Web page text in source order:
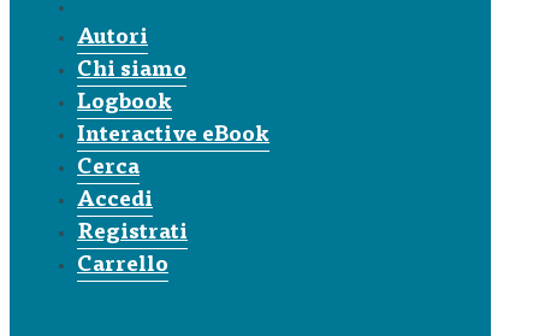
Autori
Chi siamo
Logbook
Interactive eBook
Cerca
Accedi
Registrati
Carrello